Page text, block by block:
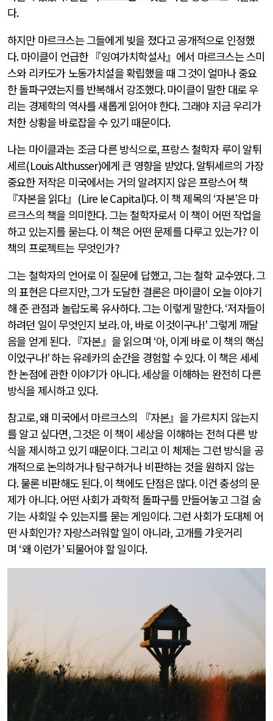
다.
하지만 마르크스는 그들에게 빚을 졌다고 공개적으로 인정했
다.마이클이 언급한 『잉여가치학설사』에서 마르크스는 스미
스와 리카도가 노동가치설을 확립했을 때 그것이 얼마나 중요
한 돌파구였는지를 반복해서 강조했다.마이클이 말한 대로 우
리는 경제학의 역사를 새롭게 읽어야 한다.그래야 지금 우리가
처한 상황을 바로잡을 수 있기 때문이다.
나는 마이클과는 조금 다른 방식으로,프랑스 철학자 루이 알튀
세르(Louis Althusser)에게 큰 영향을 받았다.알튀세르의 가장
중요한 저작은 미국에서는 거의 알려지지 않은 프랑스어 책
『자본을 읽다』 (Lire le Capital)다.이 책 제목의 ‘자본’은 마
르크스의 책을 의미한다.그는 철학자로서 이 책이 어떤 작업을
하고 있는지를 묻는다.이 책은 어떤 문제를 다루고 있는가? 이
책의 프로젝트는 무엇인가?
그는 철학자의 언어로 이 질문에 답했고,그는 철학 교수였다.그
의 표현은 다르지만,그가 도달한 결론은 마이클이 오늘 이야기
해 준 관점과 놀랍도록 유사하다.그는 이렇게 말한다. ‘저자들이
하려던 일이 무엇인지 보라.아, 바로 이것이구나!’그렇게 깨달
음을 얻게 된다. 『자본』을 읽으며 ‘아, 이게 바로 이 책의 핵심
이었구나!’하는 유레카의 순간을 경험할 수 있다.이 책은 세세
한 논점에 관한 이야기가 아니다.세상을 이해하는 완전히 다른
방식을 제시하고 있다.
참고로,왜 미국에서 마르크스의 『자본』을 가르치지 않는지
를 알고 싶다면,그것은 이 책이 세상을 이해하는 전혀 다른 방
식을 제시하고 있기 때문이다.그리고 이 체제는 그런 방식을 공
개적으로 논의하거나 탐구하거나 비판하는 것을 원하지 않는
다.물론 비판해도 된다.이 책에도 단점은 많다.이건 충성의 문
제가 아니다.어떤 사회가 과학적 돌파구를 만들어놓고 그걸 숨
기는 사회일 수 있는지를 묻는 게임이다.그런 사회가 도대체 어
떤 사회인가?자랑스러워할 일이 아니라, 고개를 갸웃거리
며 ‘왜 이런가’되물어야 할 일이다.